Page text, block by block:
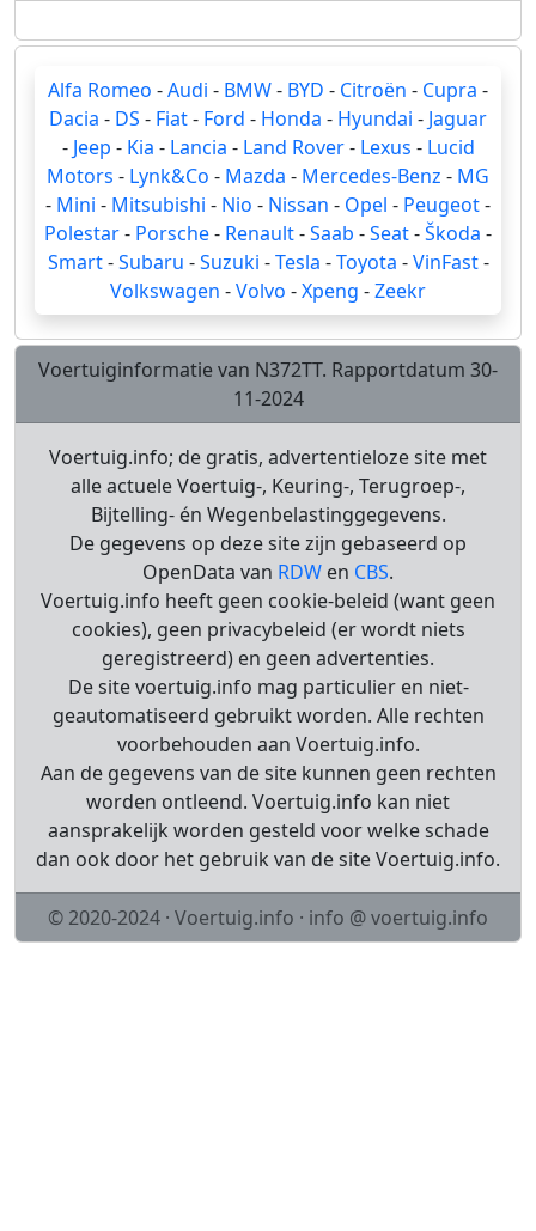
Alfa Romeo -Audi - BMW- BYD - Citroën - Cupra -
Dacia - DS - Fiat- Ford - Honda - Hyundai - Jaguar
- Jeep - Kia - Lancia - Land Rover- Lexus - Lucid
Motors - Lynk&Co - Mazda - Mercedes-Benz - MG
- Mini - Mitsubishi - Nio - Nissan - Opel - Peugeot-
Polestar- Porsche- Renault-Saab -Seat-Škoda -
Smart-Subaru -Suzuki -Tesla -Toyota -VinFast-
Volkswagen -Volvo -Xpeng -Zeekr
Voertuiginformatie van N372TT. Rapportdatum 30-
11-2024
Voertuig.info; de gratis, advertentieloze site met
alle actuele Voertuig-, Keuring-, Terugroep-,
Bijtelling- én Wegenbelastinggegevens.
De gegevens op deze site zijn gebaseerd op
OpenData van RDW en CBS.
Voertuig.info heeft geen cookie-beleid (want geen
cookies), geen privacybeleid (er wordt niets
geregistreerd) en geen advertenties.
De site voertuig.info mag particulier en niet-
geautomatiseerd gebruikt worden. Alle rechten
voorbehouden aan Voertuig.info.
Aan de gegevens van de site kunnen geen rechten
worden ontleend. Voertuig.info kan niet
aansprakelijk worden gesteld voor welke schade
dan ook door het gebruik van de site Voertuig.info.
© 2020-2024 · Voertuig.info · info @ voertuig.info